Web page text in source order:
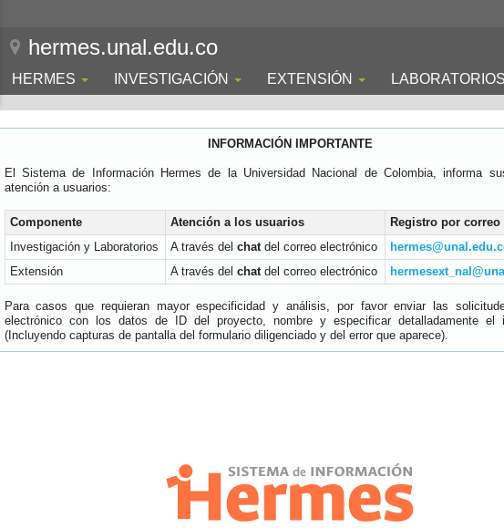
hermes.unal.edu.co
HERMES INVESTIGACIÓN EXTENSIÓN LABORATORIOS
INFORMACIÓN IMPORTANTE
El Sistema de Información Hermes de la Universidad Nacional de Colombia, informa
atención a usuarios:
Componente Atención a los usuarios
Registro por
Investigación y Laboratorios
A través del chatdel correo electrónico
Extensión
A través del chatdel correo electrónico
Para casos que requieran mayor especificidad y análisis, por favor enviar las
electrónico con los datos de ID del proyecto, nombre y especificar detalladamente el
(Incluyendo capturas de pantalla del formulario diligenciado y del error que aparece).